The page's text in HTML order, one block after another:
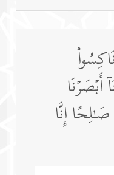
إِنَّا